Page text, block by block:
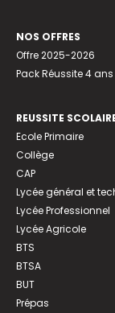
NOS OFFRES
Offre 2025-2026
Pack Réussite 4 ans
REUSSITE
Ecole Primaire
Collège
CAP
Lycée général et
Lycée Professionnel
Lycée Agricole
BTS
BTSA
BUT
Prépas